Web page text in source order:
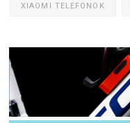
XIAOMI TELEFONOK